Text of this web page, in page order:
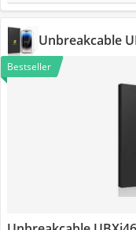
Unbreakcable
Bestseller